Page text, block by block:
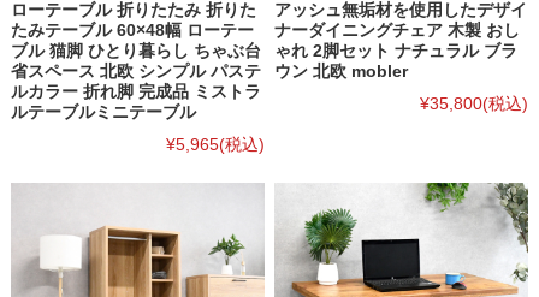
ローテーブル 折りたたみ 折りた
たみテーブル 60×48幅 ローテー
ブル 猫脚 ひとり暮らし ちゃぶ台
省スペース 北欧 シンプル パステ
ルカラー 折れ脚 完成品 ミストラ
ルテーブルミニテーブル
¥5,965(税込)
アッシュ無垢材を使用したデザイ
ナーダイニングチェア 木製 おし
ゃれ 2脚セット ナチュラル ブラ
ウン 北欧 mobler
¥35,800(税込)